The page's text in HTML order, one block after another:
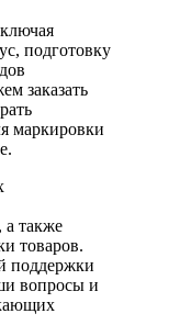
подготовку
заказать
маркировки
также
товаров.
поддержки
вопросы и